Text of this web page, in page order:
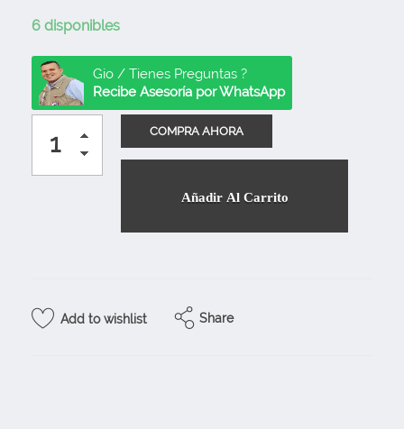
6 disponibles
Gio / Tienes Preguntas ?
Recibe Asesoría por WhatsApp
Añadir Al Carrito
Add to wishlist Share